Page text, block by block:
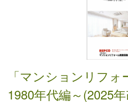
「マンションリフォ
1980年代編～(2025